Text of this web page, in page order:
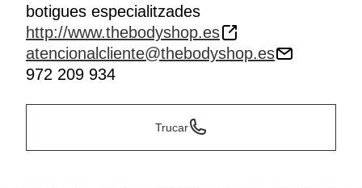
botigues especialitzades
http://www.thebodyshop.es
atencionalcliente@thebodyshop.es
972 209 934
Trucar